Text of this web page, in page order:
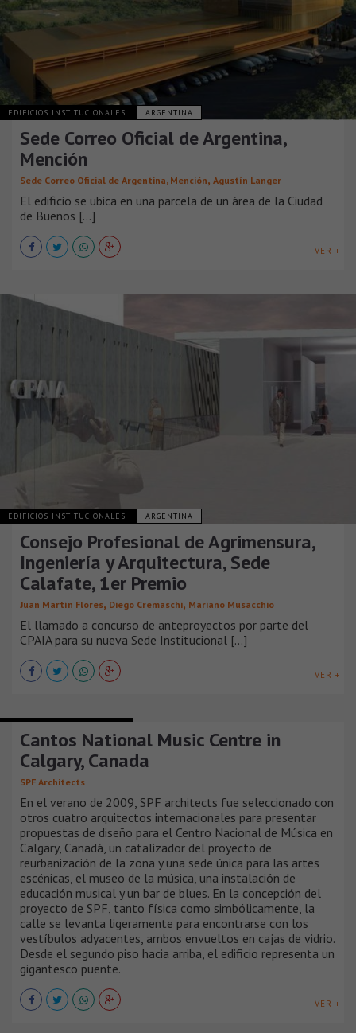
EDIFICIOS INSTITUCIONALES ARGENTINA
Sede Correo Oficial de Argentina,
Mención
Sede Correo Oficial de Argentina, Mención, Agustín Langer
El edificio se ubica en una parcela de un área de la Ciudad
de Buenos [...]
VER +
EDIFICIOS INSTITUCIONALES ARGENTINA
Consejo Profesional de Agrimensura,
Ingeniería y Arquitectura, Sede
Calafate, 1er Premio
Juan Martín Flores, Diego Cremaschi, Mariano Musacchio
El llamado a concurso de anteproyectos por parte del
CPAIA para su nueva Sede Institucional [...]
VER +
Cantos National Music Centre in
Calgary, Canada
SPF Architects
En el verano de 2009, SPF architects fue seleccionado con
otros cuatro arquitectos internacionales para presentar
propuestas de diseño para el Centro Nacional de Música en
Calgary, Canadá, un catalizador del proyecto de
reurbanización de la zona y una sede única para las artes
escénicas, el museo de la música, una instalación de
educación musical y un bar de blues. En la concepción del
proyecto de SPF, tanto física como simbólicamente, la
calle se levanta ligeramente para encontrarse con los
vestíbulos adyacentes, ambos envueltos en cajas de vidrio.
Desde el segundo piso hacia arriba, el edificio representa un
gigantesco puente.
VER +